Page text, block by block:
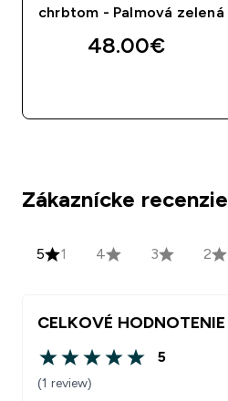
chrbtom - Palmová zelená
48.00€‎
Zákaznícke recenzie
5 1 4 3 2
CELKOVÉ HODNOTENIE
5 out of 5 stars
5
(1 review)